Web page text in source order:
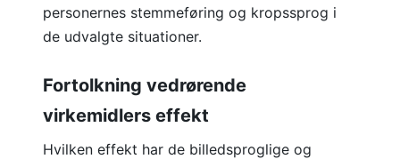
personernes stemmeføring og kropssprog i
de udvalgte situationer.
Fortolkning vedrørende
virkemidlers effekt
Hvilken effekt har de billedsproglige og